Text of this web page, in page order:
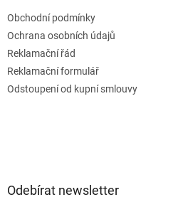
Obchodní podmínky
Ochrana osobních údajů
Reklamační řád
Reklamační formulář
Odstoupení od kupní smlouvy
Odebírat newsletter